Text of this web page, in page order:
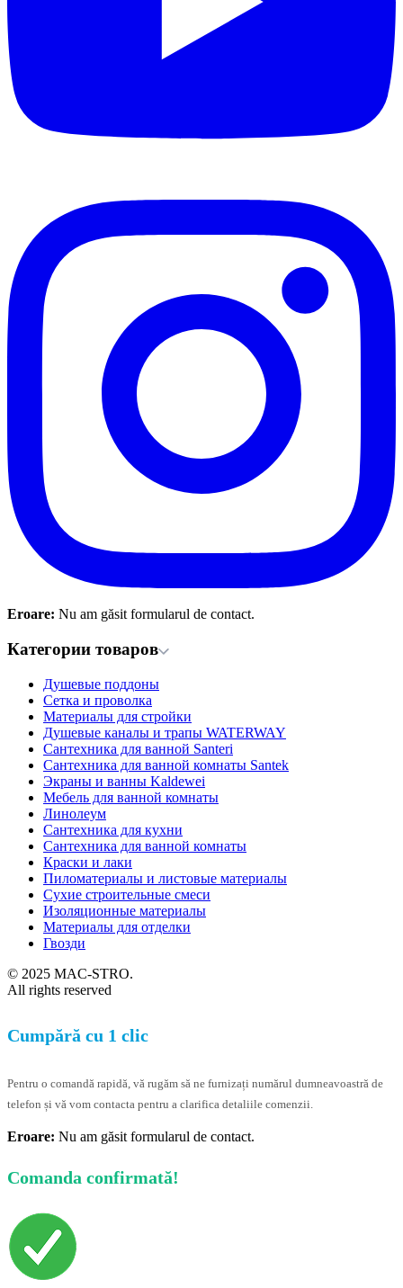
Eroare: Nu am găsit formularul de contact.
Категории товаров
Душевые поддоны
Сетка и проволка
Материалы для стройки
Душевые каналы и трапы WATERWAY
Сантехника для ванной Santeri
Сантехника для ванной комнаты Santek
Экраны и ванны Kaldewei
Мебель для ванной комнаты
Линолеум
Сантехника для кухни
Сантехника для ванной комнаты
Краски и лаки
Пиломатериалы и листовые материалы
Сухие строительные смеси
Изоляционные материалы
Материалы для отделки
Гвозди
© 2025 MAC-STRO.
All rights reserved
Cumpără cu 1 clic
Pentru o comandă rapidă, vă rugăm să ne furnizați numărul dumneavoastră de
telefon și vă vom contacta pentru a clarifica detaliile comenzii.
Eroare: Nu am găsit formularul de contact.
Comanda confirmată!